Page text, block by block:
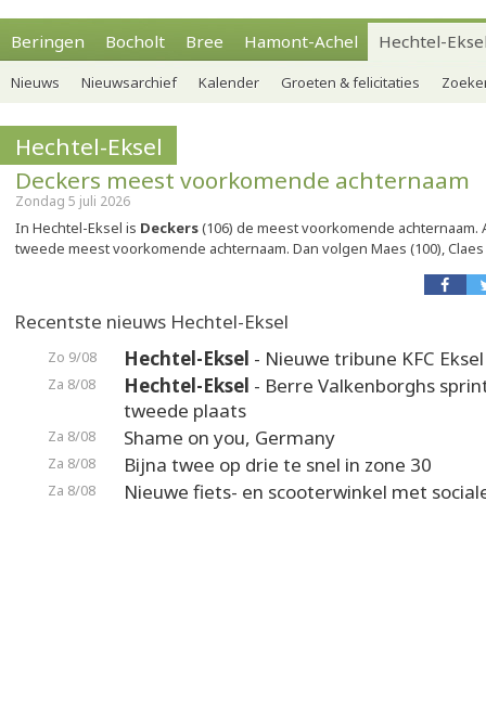
Beringen Bocholt Bree Hamont-Achel Hechtel-
Nieuws Nieuwsarchief Kalender Groeten & felicitaties
Hechtel-Eksel
Deckers meest voorkomende achternaam
Zondag 5 juli 2026
In Hechtel-Eksel is Deckers(106) de meest voorkomende achternaam.
tweede meest voorkomende achternaam. Dan volgen Maes (100),
Recentste nieuws Hechtel-Eksel
Zo 9/08 Hechtel-Eksel - Nieuwe tribune KFC
Za 8/08 Hechtel-Eksel - Berre Valkenborghs
tweede plaats
Za 8/08 Shame on you, Germany
Za 8/08 Bijna twee op drie te snel in zone 30
Za 8/08 Nieuwe fiets- en scooterwinkel met